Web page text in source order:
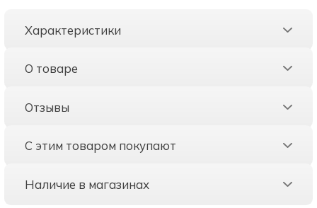
Характеристики
О товаре
Отзывы
С этим товаром покупают
Наличие в магазинах